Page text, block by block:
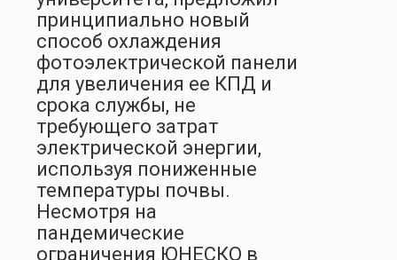
принципиально новый
способ охлаждения
фотоэлектрической панели
для увеличения ее КПД и
срока службы, не
требующего затрат
электрической энергии,
используя пониженные
температуры почвы.
Несмотря на
пандемические
ограничения ЮНЕСКО в